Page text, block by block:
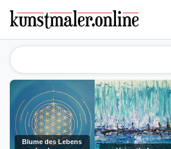
Blume des Lebens